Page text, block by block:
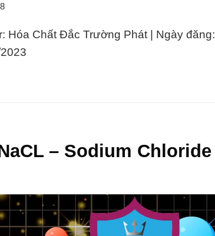
Hóa Chất Đắc Trường Phát | Ngày đăng:
– Sodium Chloride